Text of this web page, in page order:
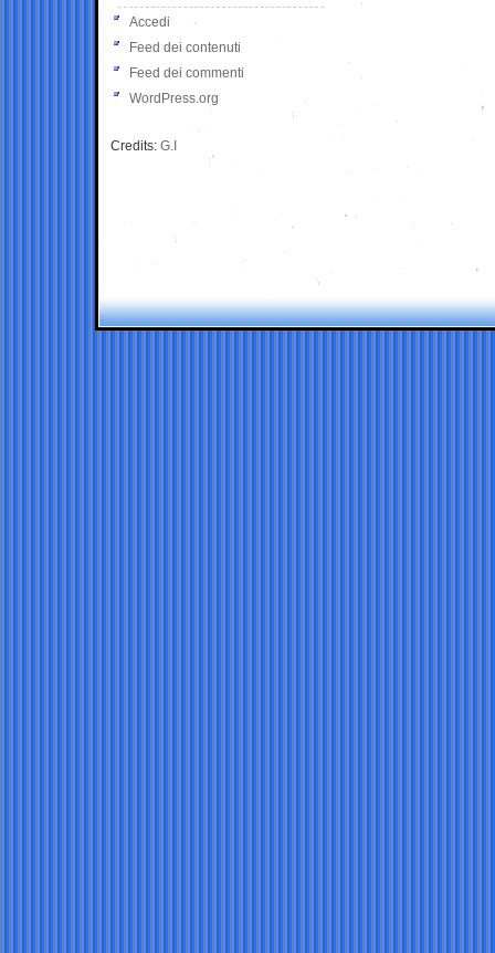
Accedi
Feed dei contenuti
Feed dei commenti
WordPress.org
Credits: G.I